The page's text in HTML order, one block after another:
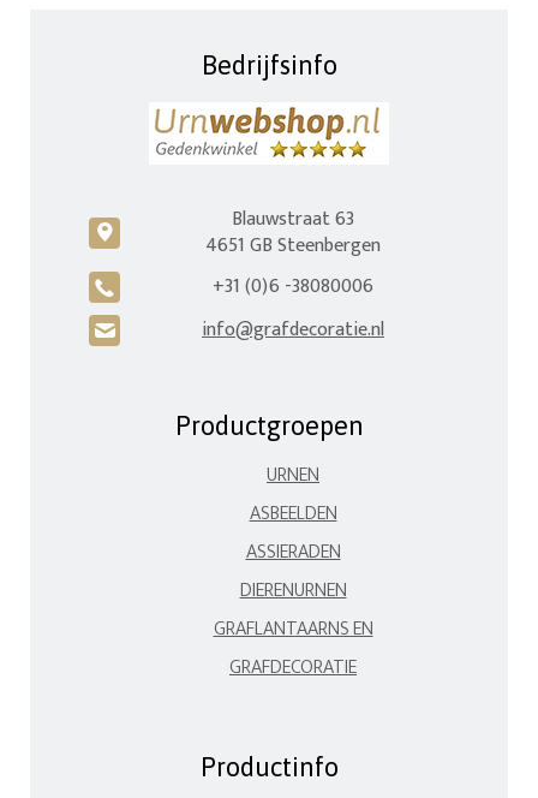
Bedrijfsinfo
c
Blauwstraat 63
4651 GB Steenbergen
A +31 (0)6 -38080006
H info@grafdecoratie.nl
Productgroepen
URNEN
ASBEELDEN
ASSIERADEN
DIERENURNEN
GRAFLANTAARNS EN
GRAFDECORATIE
Productinfo